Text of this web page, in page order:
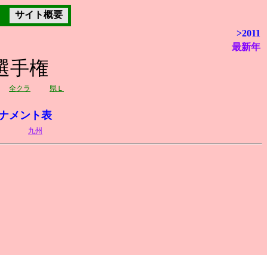
サイト概要
>2011
最新年
手権
全クラ 県Ｌ
メント表
九州